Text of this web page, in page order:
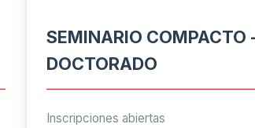
SEMINARIO COMPACTO
DOCTORADO
Inscripciones abiertas